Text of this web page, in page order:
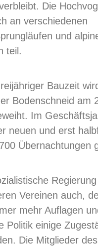
Die
an verschiedenen
und
teil.
Bauzeit
Bodenschneid am
Im
neuen und erst
Übernachtungen
Vereinen auch,
mehr Auflagen
Politik einige
Die Mitglieder